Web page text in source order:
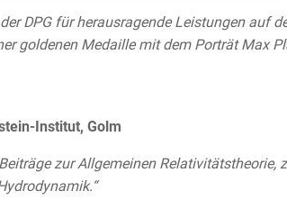
DPG für herausragende Leistungen auf
goldenen Medaille mit dem Porträt Max
Institut, Golm
zur Allgemeinen Relativitätstheorie,